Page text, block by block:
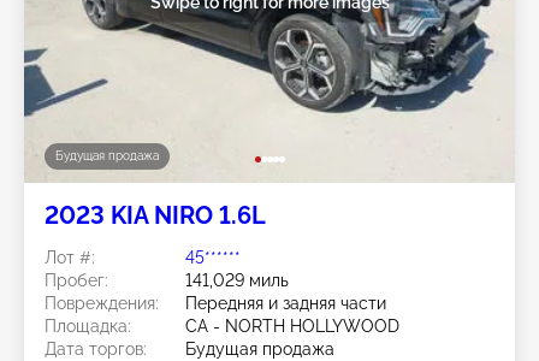
Будущая продажа
2023 KIA NIRO 1.6L
Лот #:
45******
Пробег:
141,029 миль
Повреждения:
Передняя и задняя части
Площадка:
CA - NORTH HOLLYWOOD
Дата торгов:
Будущая продажа